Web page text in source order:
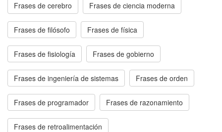
Frases de cerebro Frases de ciencia moderna
Frases de filósofo Frases de física
Frases de fisiología Frases de gobierno
Frases de ingeniería de sistemas Frases de orden
Frases de programador Frases de razonamiento
Frases de retroalimentación